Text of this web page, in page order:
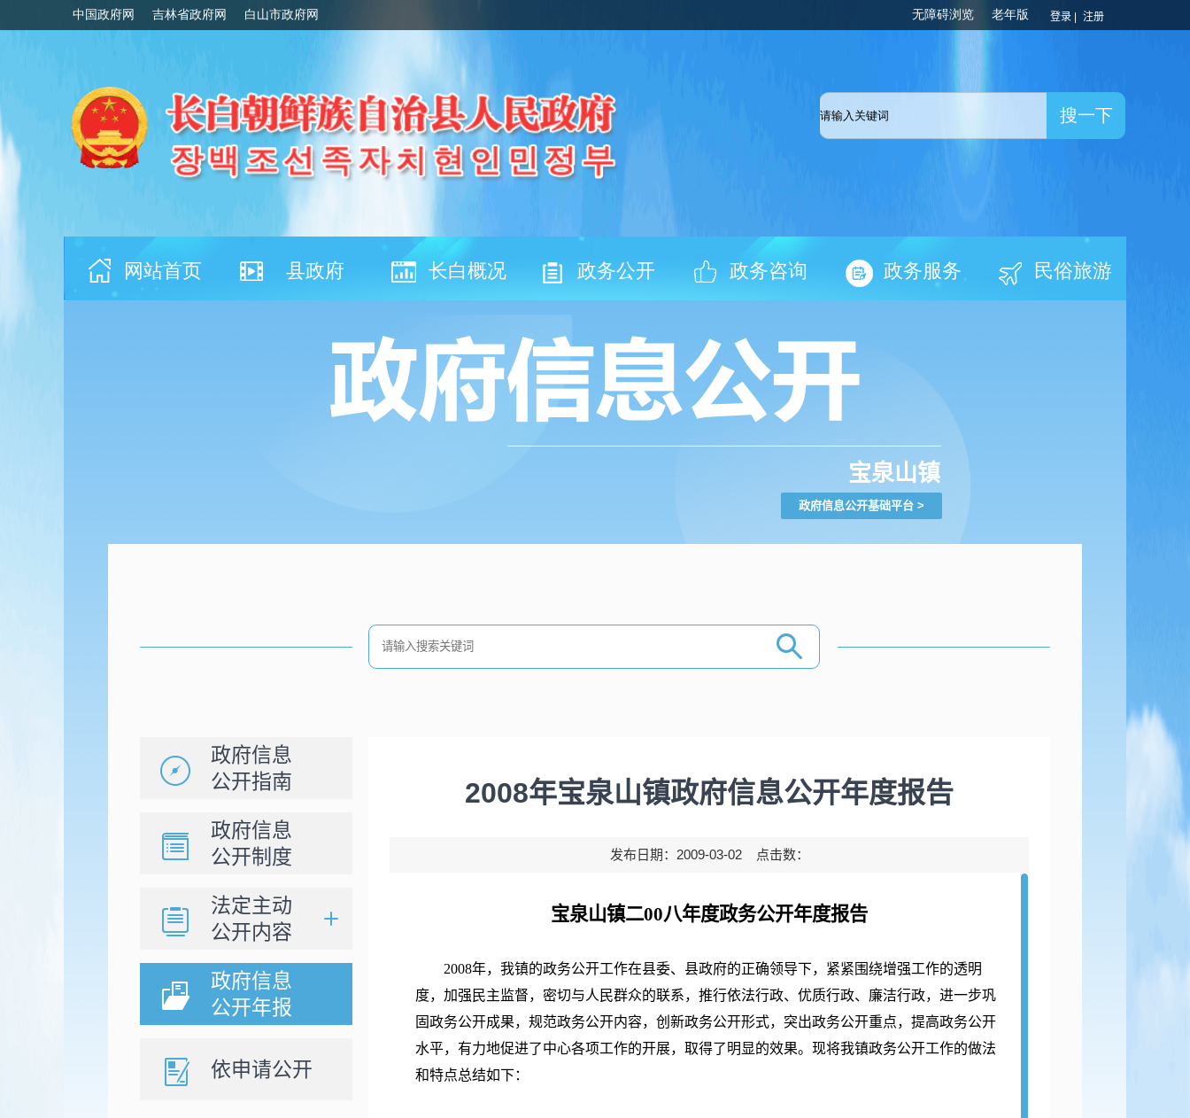
登录 | 注册
宝泉山镇
政府信息公开基础平台 >
政府信息
公开指南
政府信息
公开制度
法定主动
公开内容
政府信息
公开年报
依申请公开
2008年宝泉山镇政府信息公开年度报告
发布日期：2009-03-02 点击数：
宝泉山镇二00八年度政务公开年度报告
2008年，我镇的政务公开工作在县委、县政府的正确领导下，紧紧围绕增强工作的透明
度，加强民主监督，密切与人民群众的联系，推行依法行政、优质行政、廉洁行政，进一步巩
固政务公开成果，规范政务公开内容，创新政务公开形式，突出政务公开重点，提高政务公开
水平，有力地促进了中心各项工作的开展，取得了明显的效果。现将我镇政务公开工作的做法
和特点总结如下：